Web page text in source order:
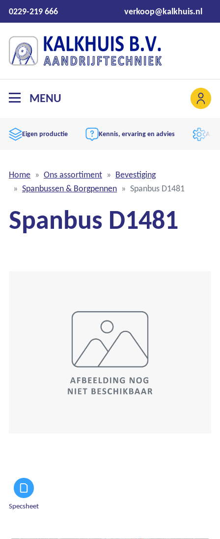
0229-219 666 verkoop@kalkhuis.nl
MENU
Kennis, ervaring en advies Aandrijftechniek expert
Home Ons assortiment
Bevestiging
Spanbussen & Borgpennen
Spanbus D1481
Spanbus D1481
Specsheet